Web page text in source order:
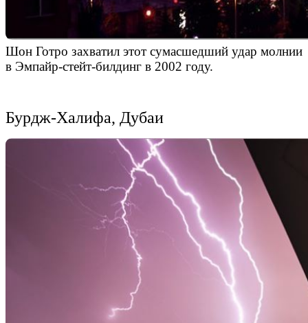
Шон Готро захватил этот сумасшедший удар молнии
в Эмпайр-стейт-билдинг в 2002 году.
Бурдж-Халифа, Дубаи